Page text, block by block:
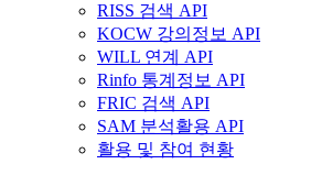
RISS 검색 API
KOCW 강의정보 API
WILL 연계 API
Rinfo 통계정보 API
FRIC 검색 API
SAM 분석활용 API
활용 및 참여 현황